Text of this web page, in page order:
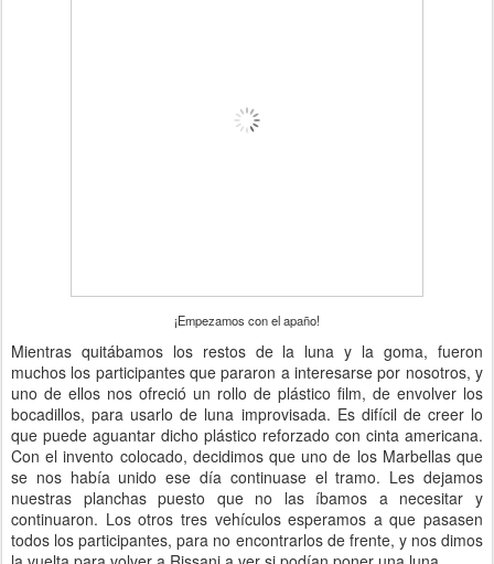
¡Empezamos con el apaño!
Mientras quitábamos los restos de la luna y la goma, fueron
muchos los participantes que pararon a interesarse por nosotros, y
uno de ellos nos ofreció un rollo de plástico film, de envolver los
bocadillos, para usarlo de luna improvisada. Es difícil de creer lo
que puede aguantar dicho plástico reforzado con cinta americana.
Con el invento colocado, decidimos que uno de los Marbellas que
se nos había unido ese día continuase el tramo. Les dejamos
nuestras planchas puesto que no las íbamos a necesitar y
continuaron. Los otros tres vehículos esperamos a que pasasen
todos los participantes, para no encontrarlos de frente, y nos dimos